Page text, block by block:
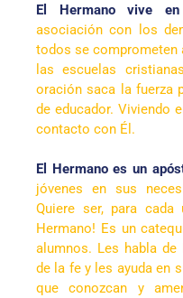
El Hermano vive en
asociación con los
todos se comprometen
las escuelas
oración saca la fuerza
de educador. Viviendo
contacto con Él.
El Hermano es un
jóvenes en sus
Quiere ser, para
Hermano! Es un
alumnos. Les habla de
de la fe y les ayuda en
que conozcan y